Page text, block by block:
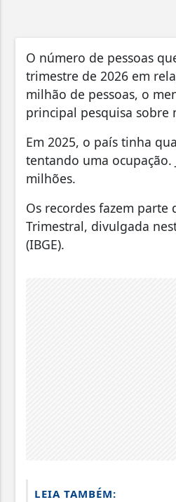
O número de pessoas
trimestre de 2026 em
milhão de pessoas, o
principal pesquisa sobre
Em 2025, o país tinha
tentando uma
milhões.
Os recordes fazem parte
Trimestral, divulgada
(IBGE).
LEIA TAMBÉM: